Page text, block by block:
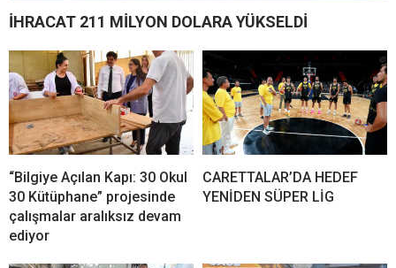
İHRACAT 211 MİLYON DOLARA YÜKSELDİ
“Bilgiye Açılan Kapı: 30 Okul
30 Kütüphane” projesinde
çalışmalar aralıksız devam
ediyor
CARETTALAR’DA HEDEF
YENİDEN SÜPER LİG